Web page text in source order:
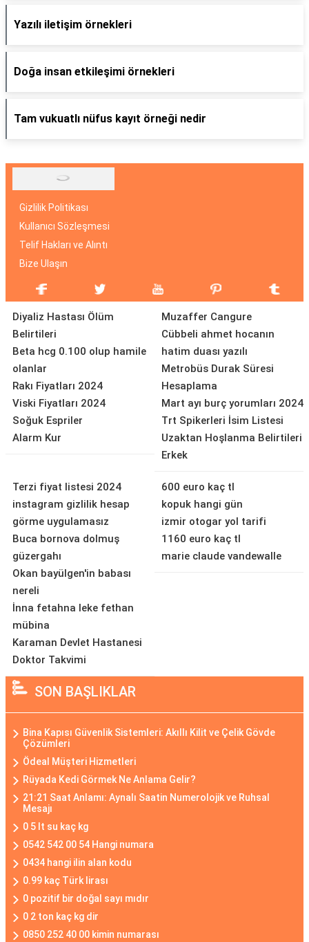
Yazılı iletişim örnekleri
Doğa insan etkileşimi örnekleri
Tam vukuatlı nüfus kayıt örneği nedir
Gizlilik Politikası
Kullanıcı Sözleşmesi
Telif Hakları ve Alıntı
Bize Ulaşın
Diyaliz Hastası Ölüm
Belirtileri
Beta hcg 0.100 olup hamile
olanlar
Rakı Fiyatları 2024
Viski Fiyatları 2024
Soğuk Espriler
Alarm Kur
Muzaffer Cangure
Cübbeli ahmet hocanın
hatim duası yazılı
Metrobüs Durak Süresi
Hesaplama
Mart ayı burç yorumları 2024
Trt Spikerleri İsim Listesi
Uzaktan Hoşlanma Belirtileri
Erkek
Terzi fiyat listesi 2024
instagram gizlilik hesap
görme uygulamasız
Buca bornova dolmuş
güzergahı
Okan bayülgen'in babası
nereli
İnna fetahna leke fethan
mübina
Karaman Devlet Hastanesi
Doktor Takvimi
600 euro kaç tl
kopuk hangi gün
izmir otogar yol tarifi
1160 euro kaç tl
marie claude vandewalle
SON BAŞLIKLAR
Bina Kapısı Güvenlik Sistemleri: Akıllı Kilit ve Çelik Gövde
Çözümleri
Ödeal Müşteri Hizmetleri
Rüyada Kedi Görmek Ne Anlama Gelir?
21:21 Saat Anlamı: Aynalı Saatin Numerolojik ve Ruhsal
Mesajı
0 5 lt su kaç kg
0542 542 00 54 Hangi numara
0434 hangi ilin alan kodu
0.99 kaç Türk lirası
0 pozitif bir doğal sayı mıdır
0 2 ton kaç kg dir
0850 252 40 00 kimin numarası